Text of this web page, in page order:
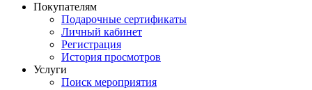
Покупателям
Подарочные сертификаты
Личный кабинет
Регистрация
История просмотров
Услуги
Поиск мероприятия